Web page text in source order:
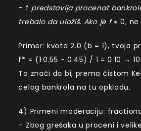
– f predstavlja procenat
trebalo da uložiš. Ako je f≤ 0, ne
Primer: kvota 2.0 (b = 1), tvoja
f* = (1·0.55 − 0.45) / 1 = 0.10 →
To znači da bi, prema čistom
celog bankrola na tu opkladu.
4) Primeni moderaciju:
– Zbog grešaka u proceni i